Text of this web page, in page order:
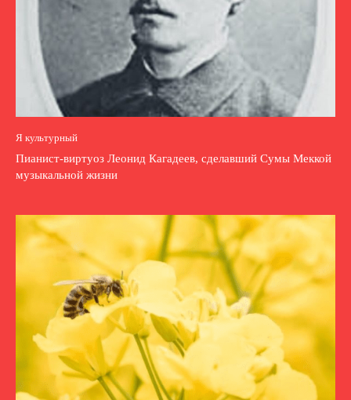
Я культурный
Пианист-виртуоз Леонид Кагадеев, сделавший Сумы Меккой
музыкальной жизни